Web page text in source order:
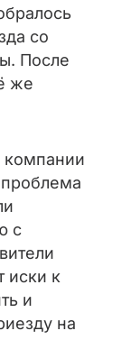
со
После
же
компании
проблема
с
иски к
и
на